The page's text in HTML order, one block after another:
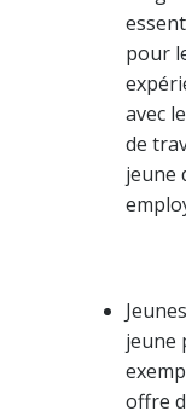
pour
avec
de
jeune
jeune
offre